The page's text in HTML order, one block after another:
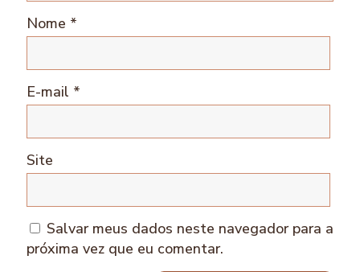
Nome *
E-mail *
Site
Salvar meus dados neste navegador para a
próxima vez que eu comentar.